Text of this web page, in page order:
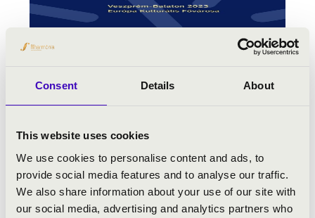
Consent Details About
This website uses cookies
We use cookies to personalise content and ads, to
provide social media features and to analyse our traffic.
We also share information about your use of our site with
our social media, advertising and analytics partners who